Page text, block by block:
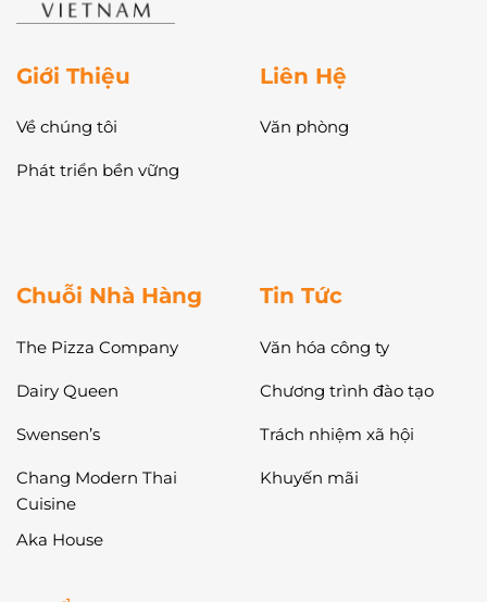
Giới Thiệu
Về chúng tôi
Phát triển bền vững
Liên Hệ
Văn phòng
Chuỗi Nhà Hàng
The Pizza Company
Dairy Queen
Swensen’s
Chang Modern Thai
Cuisine
Aka House
Tin Tức
Văn hóa công ty
Chương trình đào tạo
Trách nhiệm xã hội
Khuyến mãi